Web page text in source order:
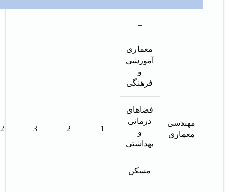
مهندسی
معماری
1
2
3
2
معماری
آموزشی
و
فرهنگی
فضاهای
درمانی
و
بهداشتی
مسكن